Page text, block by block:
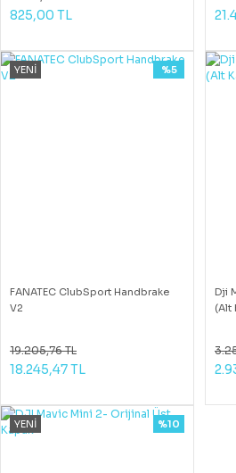
825,00 TL
YENİ
FANATEC ClubSport Handbrake
V2
%5
19.205,76 TL
18.245,47 TL
Dji
(Alt
YENİ %10